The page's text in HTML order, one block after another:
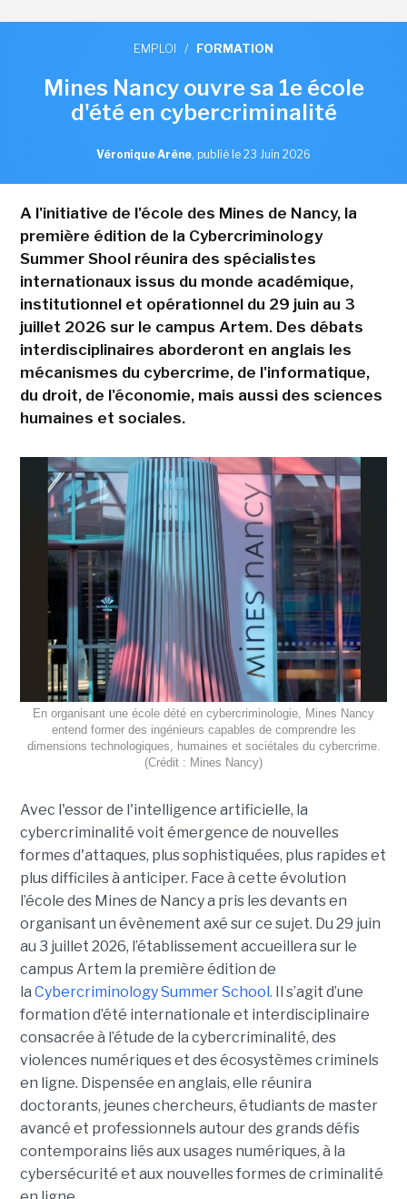
EMPLOI / FORMATION
Mines Nancy ouvre sa 1e école
d'été en cybercriminalité
Véronique Arène, publié le 23 Juin 2026
A l'initiative de l'école des Mines de Nancy, la
première édition de la Cybercriminology
Summer Shool réunira des spécialistes
internationaux issus du monde académique,
institutionnel et opérationnel du 29 juin au 3
juillet 2026 sur le campus Artem. Des débats
interdisciplinaires aborderont en anglais les
mécanismes du cybercrime, de l'informatique,
du droit, de l'économie, mais aussi des sciences
humaines et sociales.
En organisant une école dété en cybercriminologie, Mines Nancy
entend former des ingénieurs capables de comprendre les
dimensions technologiques, humaines et sociétales du cybercrime.
(Crédit : Mines Nancy)
Avec l'essor de l'intelligence artificielle, la
cybercriminalité voit émergence de nouvelles
formes d'attaques, plus sophistiquées, plus rapides et
plus difficiles à anticiper. Face à cette évolution
l’école des Mines de Nancy a pris les devants en
organisant un évènement axé sur ce sujet. Du 29 juin
au 3 juillet 2026, l’établissement accueillera sur le
campus Artem la première édition de
la Cybercriminology Summer School. Il s’agit d’une
formation d’été internationale et interdisciplinaire
consacrée à l’étude de la cybercriminalité, des
violences numériques et des écosystèmes criminels
en ligne. Dispensée en anglais, elle réunira
doctorants, jeunes chercheurs, étudiants de master
avancé et professionnels autour des grands défis
contemporains liés aux usages numériques, à la
cybersécurité et aux nouvelles formes de criminalité